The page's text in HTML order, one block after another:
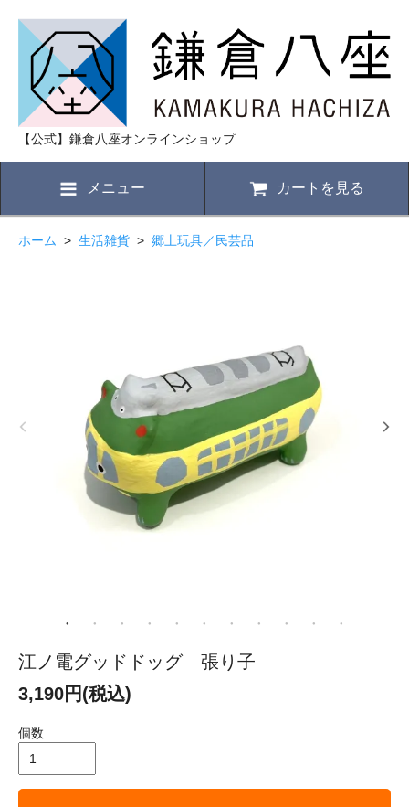
【公式】鎌倉八座オンラインショップ
メニュー カートを見る
ホーム > 生活雑貨 > 郷土玩具／民芸品
江ノ電グッドドッグ 張り子
3,190円(税込)
個数